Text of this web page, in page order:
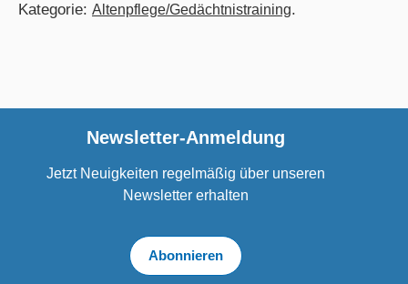
Kategorie: Altenpflege/Gedächtnistraining.
Newsletter-Anmeldung
Jetzt Neuigkeiten regelmäßig über unseren
Newsletter erhalten
Abonnieren